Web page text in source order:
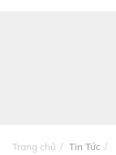
Trang chủ Tin Tức